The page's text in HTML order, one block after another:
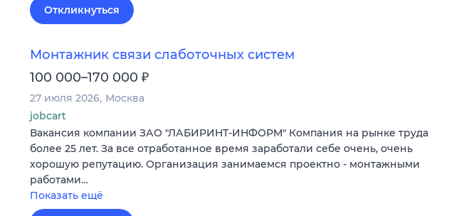
Откликнуться
Монтажник связи слаботочных систем
100 000–170 000 ₽
27 июля 2026 Москва
jobcart
Вакансия компании ЗАО "ЛАБИРИНТ-ИНФОРМ" Компания на рынке труда
более 25 лет. За все отработанное время заработали себе очень, очень
хорошую репутацию. Организация занимаемся проектно - монтажными
работами…
Показать ещё